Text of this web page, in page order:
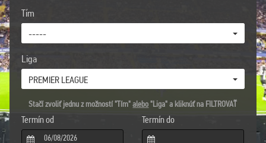
Tím
-----
Liga
PREMIER LEAGUE
Stačí zvoliť jednu z možností "Tím"alebo"Liga" a kliknúť na FILTROVAŤ
Termín od Termín do